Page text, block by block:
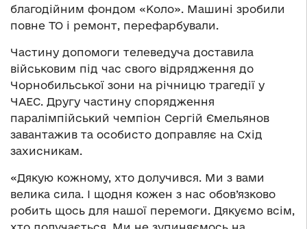
благодійним фондом «Коло». Машині зробили
повне ТО і ремонт, перефарбували.
Частину допомоги телеведуча доставила
військовим під час свого відрядження до
Чорнобильської зони на річницю трагедії у
ЧАЕС. Другу частину спорядження
паралімпійський чемпіон Сергій Ємельянов
завантажив та особисто доправляє на Схід
захисникам.
«Дякую кожному, хто долучився. Ми з вами
велика сила. І щодня кожен з нас обов’язково
робить щось для нашої перемоги. Дякуємо всім,